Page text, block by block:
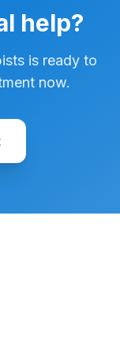
help?
is ready to
now.